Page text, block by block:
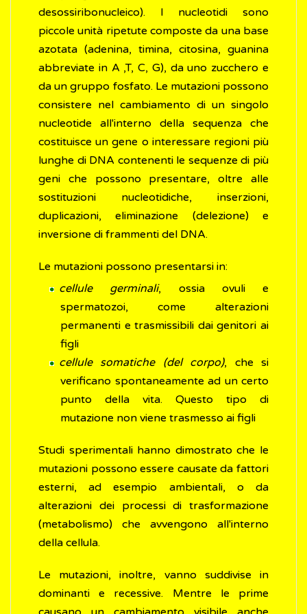
desossiribonucleico). I nucleotidi sono
piccole unità ripetute composte da una base
azotata (adenina, timina, citosina, guanina
abbreviate in A ,T, C, G), da uno zucchero e
da un gruppo fosfato. Le mutazioni possono
consistere nel cambiamento di un singolo
nucleotide all'interno della sequenza che
costituisce un gene o interessare regioni più
lunghe di DNA contenenti le sequenze di più
geni che possono presentare, oltre alle
sostituzioni nucleotidiche, inserzioni,
duplicazioni, eliminazione (delezione) e
inversione di frammenti del DNA.
Le mutazioni possono presentarsi in:
cellule germinali, ossia ovuli e
spermatozoi, come alterazioni
permanenti e trasmissibili dai genitori ai
figli
cellule somatiche (del corpo), che si
verificano spontaneamente ad un certo
punto della vita. Questo tipo di
mutazione non viene trasmesso ai figli
Studi sperimentali hanno dimostrato che le
mutazioni possono essere causate da fattori
esterni, ad esempio ambientali, o da
alterazioni dei processi di trasformazione
(metabolismo) che avvengono all'interno
della cellula.
Le mutazioni, inoltre, vanno suddivise in
dominanti e recessive. Mentre le prime